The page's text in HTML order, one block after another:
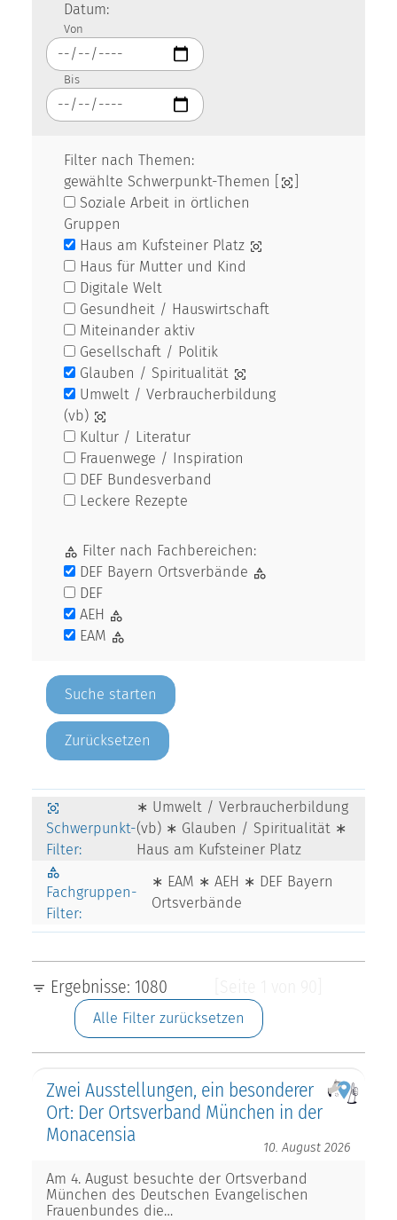
Datum:
Von
Bis
Filter nach Themen:
gewählte Schwerpunkt-Themen [
Soziale Arbeit in örtlichen
Gruppen
Haus am Kufsteiner Platz
Haus für Mutter und Kind
Digitale Welt
Gesundheit / Hauswirtschaft
Miteinander aktiv
Gesellschaft / Politik
Glauben / Spiritualität
Umwelt / Verbraucherbildung
(vb)
Kultur / Literatur
Frauenwege / Inspiration
DEF Bundesverband
Leckere Rezepte
Filter nach Fachbereichen:
DEF Bayern Ortsverbände
DEF
AEH
EAM
Zurücksetzen
Schwerpunkt-
Filter:
∗ Umwelt / Verbraucherbildung
(vb) ∗ Glauben / Spiritualität ∗
Haus am Kufsteiner Platz
Fachgruppen-
Filter:
∗ EAM ∗ AEH ∗ DEF Bayern
Ortsverbände
Ergebnisse: 1080
Alle Filter zurücksetzen
Zwei Ausstellungen, ein besonderer
Ort: Der Ortsverband München in der
Monacensia
10. August 2026
Am 4. August besuchte der Ortsverband
München des Deutschen Evangelischen
Frauenbundes die…